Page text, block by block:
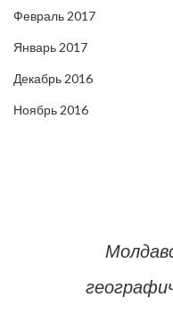
Февраль 2017
Январь 2017
Декабрь 2016
Ноябрь 2016